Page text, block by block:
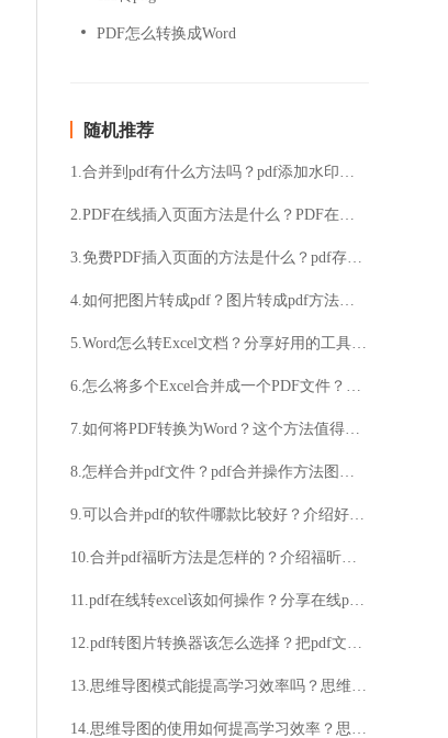
PDF怎么转换成Word
随机推荐
1.合并到pdf有什么方法吗？pdf添加水印的简便方法分享
2.PDF在线插入页面方法是什么？PDF在线插入页面步骤解析
3.免费PDF插入页面的方法是什么？pdf存在的意义
4.如何把图片转成pdf？图片转成pdf方法分享
5.Word怎么转Excel文档？分享好用的工具及转换方法
6.怎么将多个Excel合并成一个PDF文件？介绍具体的操作步骤
7.如何将PDF转换为Word？这个方法值得一试
8.怎样合并pdf文件？pdf合并操作方法图文分享
9.可以合并pdf的软件哪款比较好？介绍好用的合并pdf的软件
10.合并pdf福昕方法是怎样的？介绍福昕合并的操作技巧
11.pdf在线转excel该如何操作？分享在线pdf转excel的操作方法
12.pdf转图片转换器该怎么选择？把pdf文件转换成图片的方法分享
13.思维导图模式能提高学习效率吗？思维导图模式适用于哪些工作场景？
14.思维导图的使用如何提高学习效率？思维导图适用于哪些领域？